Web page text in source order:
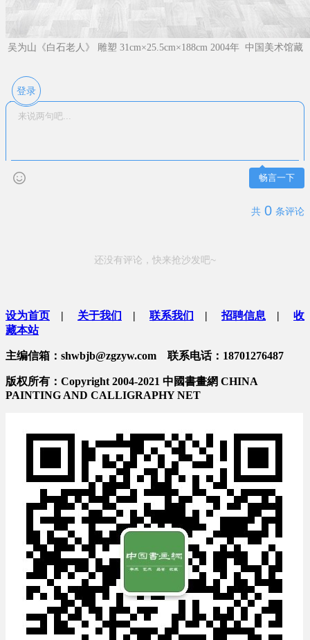
吴为山《白石老人》 雕塑 31cm×25.5cm×188cm 2004年 中国美术馆藏
登录
畅言一下
共 0 条评论
还没有评论，快来抢沙发吧~
设为首页 | 关于我们 | 联系我们 | 招聘信息 | 收
藏本站
主编信箱：shwbjb@zgzyw.com 联系电话：18701276487
版权所有：Copyright 2004-2021 中國書畫網 CHINA
PAINTING AND CALLIGRAPHY NET